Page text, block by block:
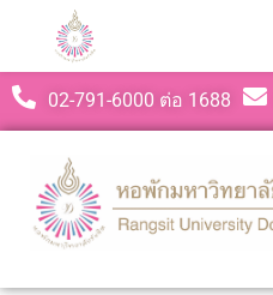
02-791-6000 ต่อ 1688